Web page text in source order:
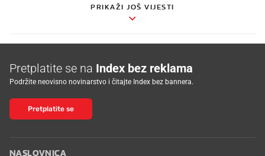
PRIKAŽI JOŠ VIJESTI
Pretplatite se na Index bez reklama
Podržite neovisno novinarstvo i čitajte Index bez bannera.
Pretplatite se
NASLOVNICA